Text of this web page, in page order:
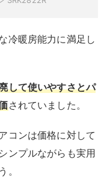
冷暖房能力に満足し
して使いやすさとパ
されていました。
コンは価格に対して
ンプルながらも実用
。